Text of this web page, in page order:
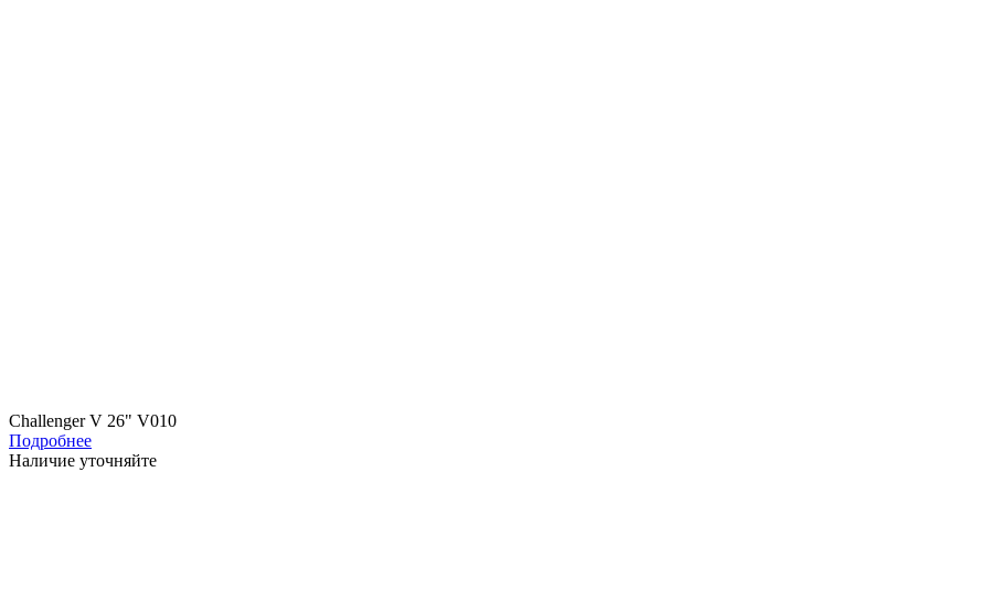
Challenger V 26" V010
Подробнее
Наличие уточняйте